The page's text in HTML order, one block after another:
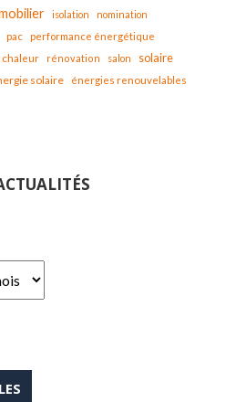
isolation
nomination
pac performance énergétique
chaleur rénovation salon solaire
solaire
énergies renouvelables